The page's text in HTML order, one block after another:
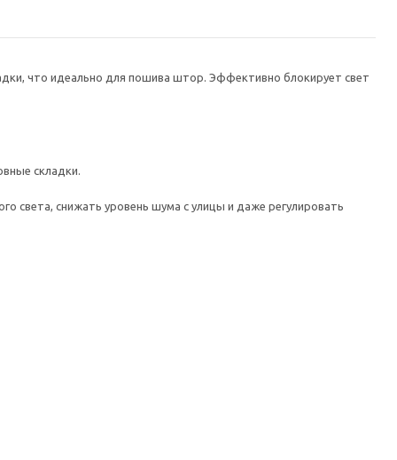
что идеально для пошива штор. Эффективно блокирует свет
складки.
света, снижать уровень шума с улицы и даже регулировать